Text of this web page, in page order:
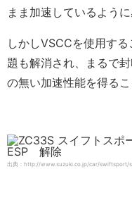
まま加速しているように
しかしVSCCを使用す
題も解消され、まるで
の無い加速性能を得るこ
出典：http://www.suzuki.co.jp/car/swiftsport/